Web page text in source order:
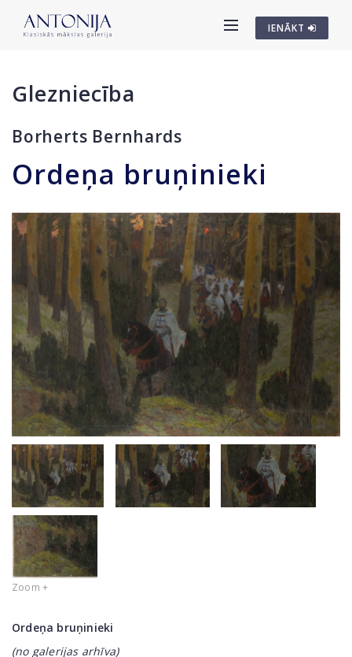
IENĀKT
Glezniecība
Borherts Bernhards
Ordeņa bruņinieki
Zoom +
Ordeņa bruņinieki
(no galerijas arhīva)